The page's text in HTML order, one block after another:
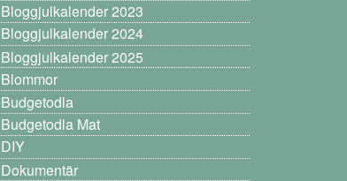
Bloggjulkalender 2023
Bloggjulkalender 2024
Bloggjulkalender 2025
Blommor
Budgetodla
Budgetodla Mat
DIY
Dokumentär